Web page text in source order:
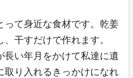
って身近な食材です。乾姜
、干すだけで作れます。
長い年月をかけて私達に遺
取り入れるきっかけになれ